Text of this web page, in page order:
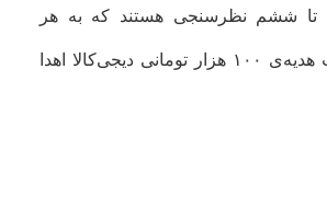
تا ششم نظرسنجی هستند که به هر
کدام، یک کارت هدیه‌ی ۱۰۰ هزار تومانی دیجی‌کالا اهدا